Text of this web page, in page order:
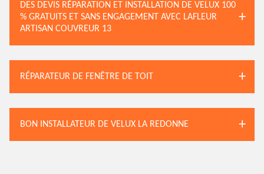
DES DEVIS RÉPARATION ET INSTALLATION DE VELUX 100
% GRATUITS ET SANS ENGAGEMENT AVEC LAFLEUR
ARTISAN COUVREUR 13
RÉPARATEUR DE FENÊTRE DE TOIT
BON INSTALLATEUR DE VELUX LA REDONNE